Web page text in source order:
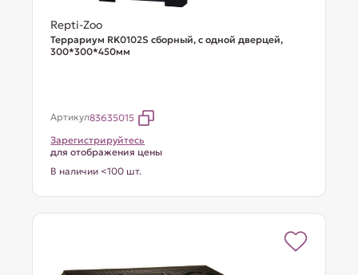
Repti-Zoo
Террариум RK0102S сборный, с одной дверцей,
300*300*450мм
Артикул83635015
Зарегистрируйтесь
для отображения цены
В наличии <100 шт.